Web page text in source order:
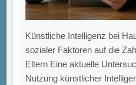
Künstliche Intelligenz bei
sozialer Faktoren auf die
Eltern Eine aktuelle
Nutzung künstlicher